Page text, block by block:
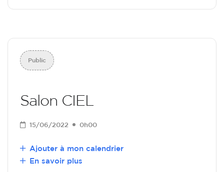
Public
Salon CIEL
15/06/2022 0h00
Ajouter à mon calendrier
En savoir plus